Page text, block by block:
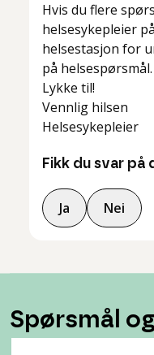
Hvis du flere
helsesykepleier
helsestasjon for
på helsespørsmål.
Lykke til!
Vennlig hilsen
Helsesykepleier
Fikk du svar på
Ja Nei
Spørsmål